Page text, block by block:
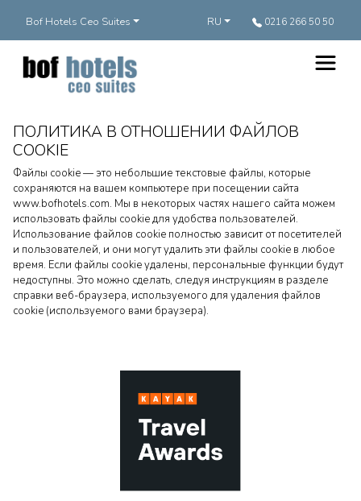
Bof Hotels Ceo Suites RU 0216 266 50 50
ПОЛИТИКА В ОТНОШЕНИИ ФАЙЛОВ
COOKIE
Файлы cookie — это небольшие текстовые файлы, которые
сохраняются на вашем компьютере при посещении сайта
www.bofhotels.com. Мы в некоторых частях нашего сайта можем
использовать файлы cookie для удобства пользователей.
Использование файлов cookie полностью зависит от посетителей
и пользователей, и они могут удалить эти файлы cookie в любое
время. Если файлы cookie удалены, персональные функции будут
недоступны. Это можно сделать, следуя инструкциям в разделе
справки веб-браузера, используемого для удаления файлов
cookie (используемого вами браузера).